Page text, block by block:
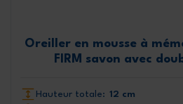
Oreiller en mousse à
FIRM savon avec
Hauteur totale: 12 cm